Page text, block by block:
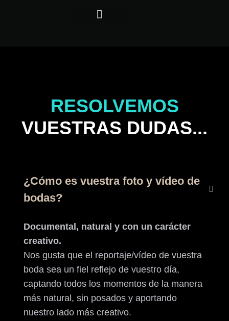
RESOLVEMOS
VUESTRAS DUDAS...
¿Cómo es vuestra foto y vídeo de
bodas?
Documental, natural y con un carácter
creativo.
Nos gusta que el reportaje/vídeo de vuestra
boda sea un fiel reflejo de vuestro día,
captando todos los momentos de la manera
más natural, sin posados y aportando
nuestro lado más creativo.